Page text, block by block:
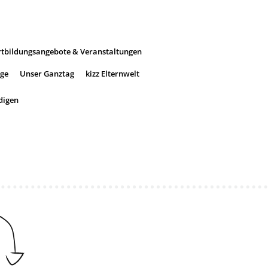
& Veranstaltungen
Unser Ganztag kizz Elternwelt